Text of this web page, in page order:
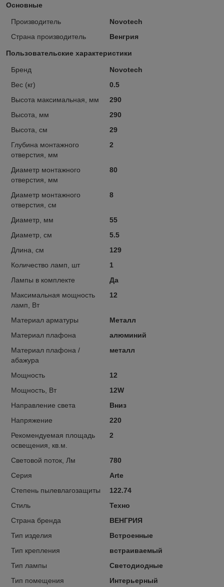
Основные
Производитель
Novotech
Страна производитель
Венгрия
Пользовательские характеристики
Бренд
Novotech
Вес (кг)
0.5
Высота максимальная, мм
290
Высота, мм
290
Высота, см
29
Глубина монтажного
отверстия, мм
2
Диаметр монтажного
отверстия, мм
80
Диаметр монтажного
отверстия, см
8
Диаметр, мм
55
Диаметр, см
5.5
Длина, см
129
Количество ламп, шт
1
Лампы в комплекте
Да
Максимальная мощность
ламп, Вт
12
Материал арматуры
Металл
Материал плафона
алюминий
Материал плафона /
абажура
металл
Мощность
12
Мощность, Вт
12W
Направление света
Вниз
Напряжение
220
Рекомендуемая площадь
освещения, кв.м.
2
Световой поток, Лм
780
Серия
Arte
Степень пылевлагозащиты
122.74
Стиль
Техно
Страна бренда
ВЕНГРИЯ
Тип изделия
Встроенные
Тип крепления
встраиваемый
Тип лампы
Светодиодные
Тип помещения
Интерьерный